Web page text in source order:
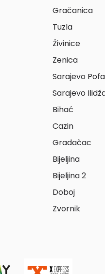
Gračanica
Tuzla
Živinice
Zenica
Sarajevo
Sarajevo
Bihać
Cazin
Gradačac
Bijeljina
Bijeljina 2
Doboj
Zvornik